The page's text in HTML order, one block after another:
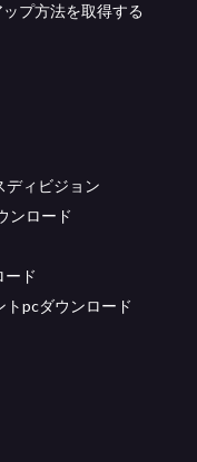
プ方法を取得する
ディビジョン
ンロード
ード
トpcダウンロード